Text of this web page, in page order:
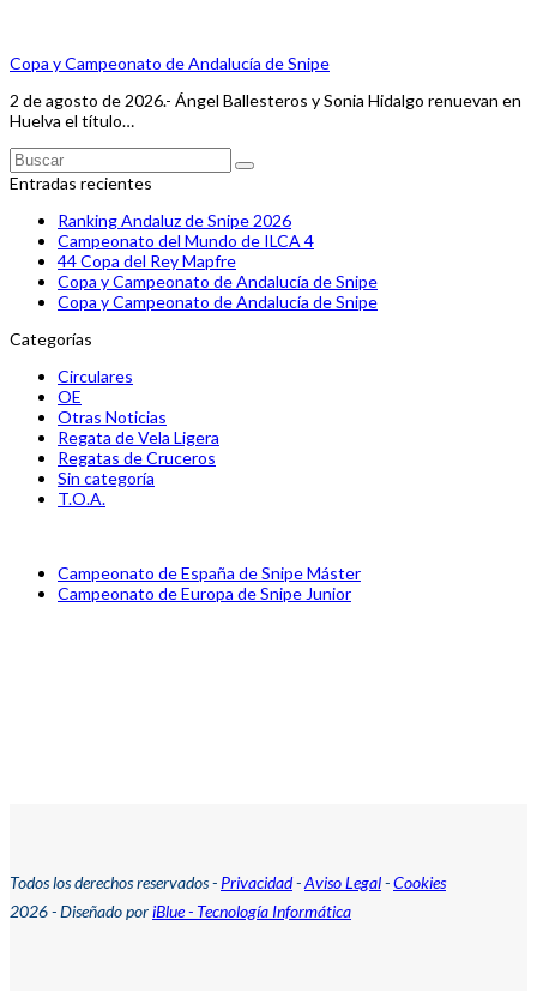
Copa y Campeonato de Andalucía de Snipe
2 de agosto de 2026.- Ángel Ballesteros y Sonia Hidalgo renuevan en
Huelva el título…
Buscar
Enviar
Entradas recientes
Ranking Andaluz de Snipe 2026
Campeonato del Mundo de ILCA 4
44 Copa del Rey Mapfre
Copa y Campeonato de Andalucía de Snipe
Copa y Campeonato de Andalucía de Snipe
Categorías
Circulares
OE
Otras Noticias
Regata de Vela Ligera
Regatas de Cruceros
Sin categoría
T.O.A.
previous
post:
Campeonato de España de Snipe Máster
next
Campeonato de Europa de Snipe Junior
Todos los derechos reservados - Privacidad-Aviso Legal-Cookies
2026 - Diseñado poriBlue - Tecnología Informática